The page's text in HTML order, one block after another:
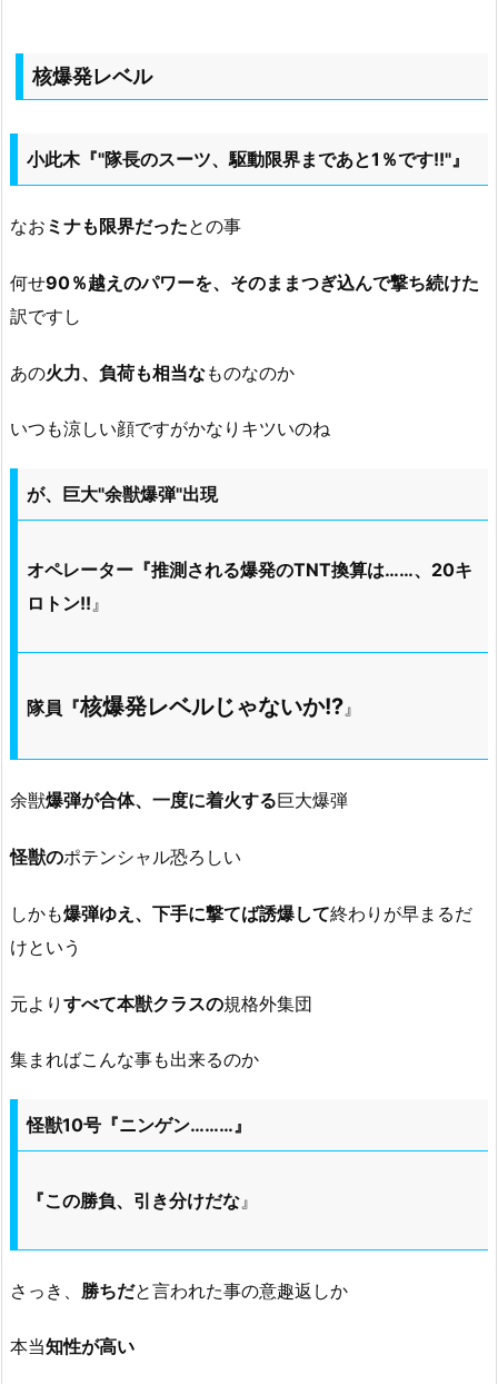
核爆発レベル
小此木『"隊長のスーツ、駆動限界まであと1％です!!"』
なお ミナも限界だったとの事
何せ90％越えのパワーを、そのままつぎ込んで撃ち続けた
訳ですし
あの火力、負荷も相当なものなのか
いつも涼しい顔ですがかなりキツいのね
が、巨大"余獣爆弾"出現
オペレーター『推測される爆発のTNT換算は……、20キ
ロトン!!』
隊員『核爆発レベルじゃないか!? 』
余獣爆弾が合体、一度に着火する巨大爆弾
怪獣のポテンシャル恐ろしい
しかも爆弾ゆえ、下手に撃てば誘爆して終わりが早まるだ
けという
元より すべて本獣クラスの規格外集団
集まればこんな事も出来るのか
怪獣10号『ニンゲン………』
『この勝負、引き分けだな』
さっき、 勝ちだと言われた事の意趣返しか
本当知性が高い